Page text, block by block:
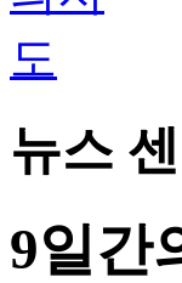
뉴스
9일간